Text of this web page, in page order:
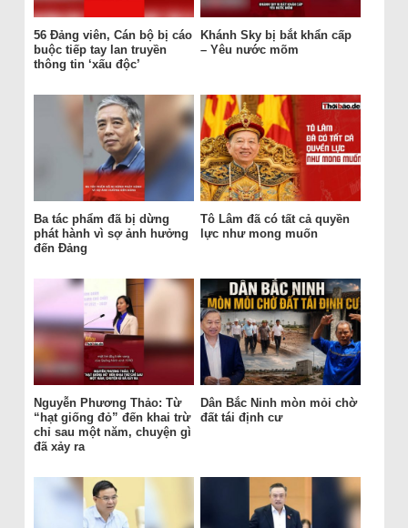
56 Đảng viên, Cán bộ bị cáo
buộc tiếp tay lan truyền
thông tin ‘xấu độc’
Khánh Sky bị bắt khẩn cấp
– Yêu nước mõm
Ba tác phẩm đã bị dừng
phát hành vì sợ ảnh hưởng
đến Đảng
Tô Lâm đã có tất cả quyền
lực như mong muốn
Nguyễn Phương Thảo: Từ
“hạt giống đỏ” đến khai trừ
chỉ sau một năm, chuyện gì
đã xảy ra
Dân Bắc Ninh mòn mỏi chờ
đất tái định cư